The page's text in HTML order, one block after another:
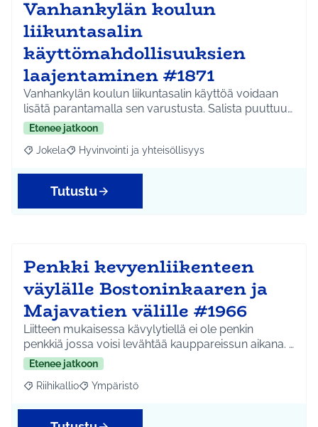
Vanhankylän koulun
liikuntasalin
käyttömahdollisuuksien
laajentaminen #1871
Vanhankylän koulun liikuntasalin käyttöä voidaan
lisätä parantamalla sen varustusta. Salista puuttuu…
Etenee jatkoon
Rajaa tulokset aihepiirin mukaan: Jokela
Jokela Rajaa tulokset teeman mukaan: Hyvinvointi ja
Hyvinvointi ja yhteisöllisyys
Tutustu
Penkki kevyenliikenteen
väylälle Bostoninkaaren ja
Majavatien välille #1966
Liitteen mukaisessa kävylytiellä ei ole penkin
penkkiä jossa voisi levähtää kauppareissun aikana. …
Etenee jatkoon
Rajaa tulokset aihepiirin mukaan: Riihikallio
Riihikallio Rajaa tulokset teeman mukaan: Ympäristö
Ympäristö